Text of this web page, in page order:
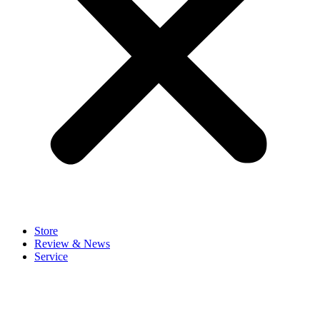
Store
Review & News
Service